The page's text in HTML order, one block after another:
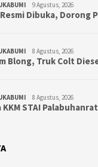
9 Agustus, 2026
Dibuka, Dorong
8 Agustus, 2026
Blong, Truk Colt
8 Agustus, 2026
KKM STAI